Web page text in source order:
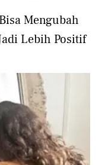
Mengubah
Lebih Positif